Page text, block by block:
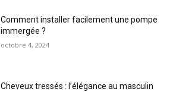
Comment installer facilement une pompe
immergée ?
octobre 4, 2024
Cheveux tressés : l’élégance au masculin